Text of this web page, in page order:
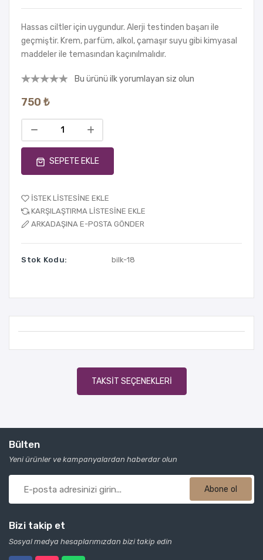
Hassas ciltler için uygundur. Alerji testinden başarı ile
geçmiştir. Krem, parfüm, alkol, çamaşır suyu gibi kimyasal
maddeler ile temasından kaçınılmalıdır.
Bu ürünü ilk yorumlayan siz olun
750 ₺
SEPETE EKLE
İSTEK LISTESINE EKLE
KARŞILAŞTIRMA LISTESINE EKLE
ARKADAŞINA E-POSTA GÖNDER
Stok Kodu: bilk-18
TAKSIT SEÇENEKLERI
Bülten
Yeni ürünler ve kampanyalardan haberdar olun
Abone ol
Bizi takip et
Sosyal medya hesaplarımızdan bizi takip edin